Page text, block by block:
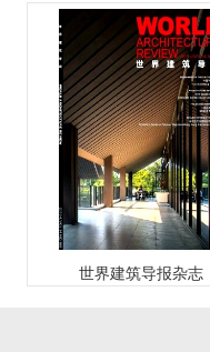
世界建筑导报杂志